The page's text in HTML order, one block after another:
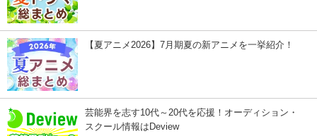
【夏アニメ2026】7月期夏の新アニメを一挙紹介！
芸能界を志す10代～20代を応援！オーディション・
スクール情報はDeview